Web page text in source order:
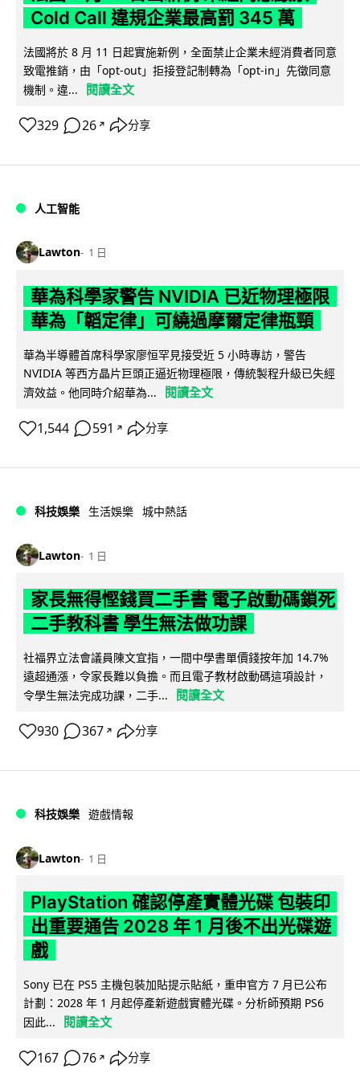
Cold Call 違規企業最高罰 345 萬
法國將於 8 月 11 日起實施新例，全面禁止企業未經消費者同意
致電推銷，由「opt-out」拒接登記制轉為「opt-in」先徵同意
機制。違...
閱讀全文
329 26 ↗ 分享
人工智能
Lawton 1 日
華為科學家警告 NVIDIA 已近物理極限
華為「韜定律」可繞過摩爾定律瓶頸
華為半導體首席科學家廖恒罕見接受近 5 小時專訪，警告
NVIDIA 等西方晶片巨頭正逼近物理極限，傳統製程升級已失經
濟效益。他同時介紹華為...
閱讀全文
1,544 591 ↗ 分享
科技娛樂 生活娛樂 城中熱話
Lawton 1 日
家長無得慳錢買二手書 電子啟動碼鎖死
二手教科書 學生無法做功課
社福界立法會議員陳文宜指，一間中學書單價錢按年加 14.7%
遠超通漲，令家長難以負擔。而且電子教材啟動碼這項設計，
令學生無法完成功課，二手...
閱讀全文
930 367 ↗ 分享
科技娛樂 遊戲情報
Lawton 1 日
PlayStation 確認停產實體光碟 包裝印
出重要通告 2028 年 1 月後不出光碟遊
戲
Sony 已在 PS5 主機包裝加貼提示貼紙，重申官方 7 月已公布
計劃：2028 年 1 月起停產新遊戲實體光碟。分析師預期 PS6
因此...
閱讀全文
167 76 ↗ 分享